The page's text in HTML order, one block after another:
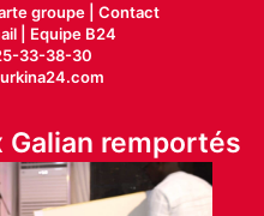
groupe | Contact
|
Equipe B24
33-38-30
Galian remportés